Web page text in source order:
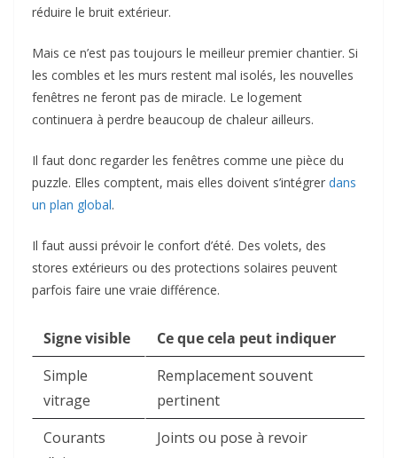
réduire le bruit extérieur.
Mais ce n’est pas toujours le meilleur premier chantier. Si
les combles et les murs restent mal isolés, les nouvelles
fenêtres ne feront pas de miracle. Le logement
continuera à perdre beaucoup de chaleur ailleurs.
Il faut donc regarder les fenêtres comme une pièce du
puzzle. Elles comptent, mais elles doivent s’intégrer dans
un plan global.
Il faut aussi prévoir le confort d’été. Des volets, des
stores extérieurs ou des protections solaires peuvent
parfois faire une vraie différence.
Signe visible
Ce que cela peut indiquer
Simple
vitrage
Remplacement souvent
pertinent
Courants
Joints ou pose à revoir